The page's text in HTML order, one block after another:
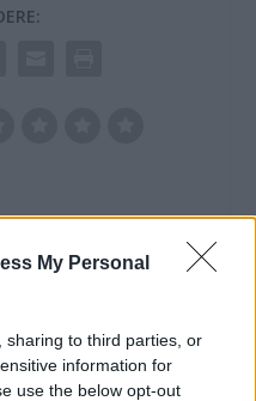
My Personal
sharing to third parties, or
information for
use the below opt-out